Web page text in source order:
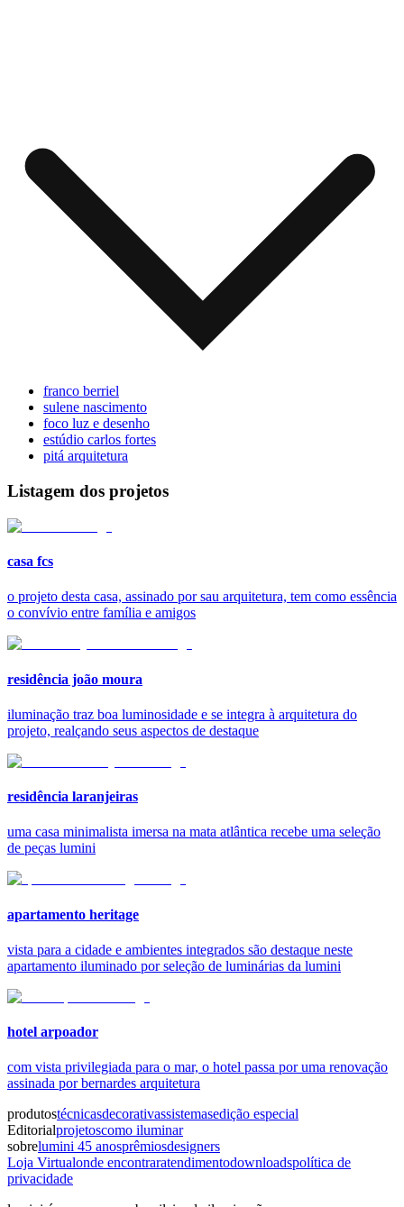
franco berriel
sulene nascimento
foco luz e desenho
estúdio carlos fortes
pitá arquitetura
Listagem dos projetos
casa fcs
o projeto desta casa, assinado por sau arquitetura, tem como essência
o convívio entre família e amigos
residência joão moura
iluminação traz boa luminosidade e se integra à arquitetura do
projeto, realçando seus aspectos de destaque
residência laranjeiras
uma casa minimalista imersa na mata atlântica recebe uma seleção
de peças lumini
apartamento heritage
vista para a cidade e ambientes integrados são destaque neste
apartamento iluminado por seleção de luminárias da lumini
hotel arpoador
com vista privilegiada para o mar, o hotel passa por uma renovação
assinada por bernardes arquitetura
produtostécnicasdecorativassistemasedição especial
Editorialprojetoscomo iluminar
sobrelumini 45 anosprêmiosdesigners
Loja Virtualonde encontraratendimentodownloadspolítica de
privacidade